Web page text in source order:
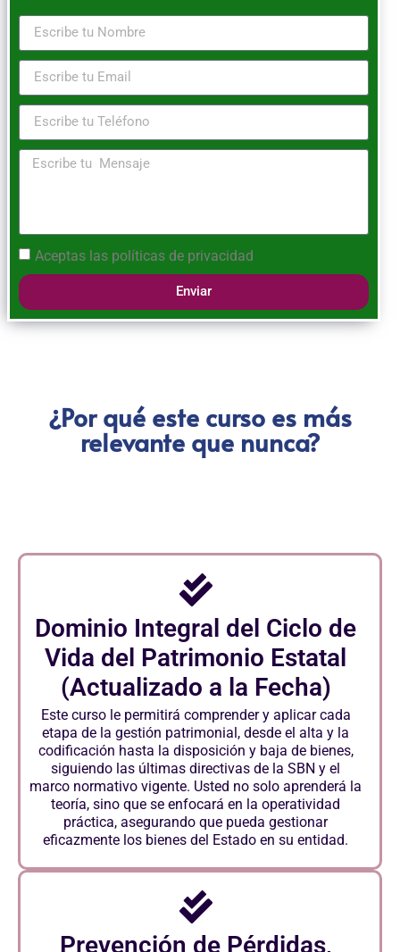
Aceptas las políticas de privacidad
Enviar
¿Por qué este curso es más
relevante que nunca?
Dominio Integral del Ciclo de
Vida del Patrimonio Estatal
(Actualizado a la Fecha)
Este curso le permitirá comprender y aplicar cada
etapa de la gestión patrimonial, desde el alta y la
codificación hasta la disposición y baja de bienes,
siguiendo las últimas directivas de la SBN y el
marco normativo vigente. Usted no solo aprenderá la
teoría, sino que se enfocará en la operatividad
práctica, asegurando que pueda gestionar
eficazmente los bienes del Estado en su entidad.
Prevención de Pérdidas,